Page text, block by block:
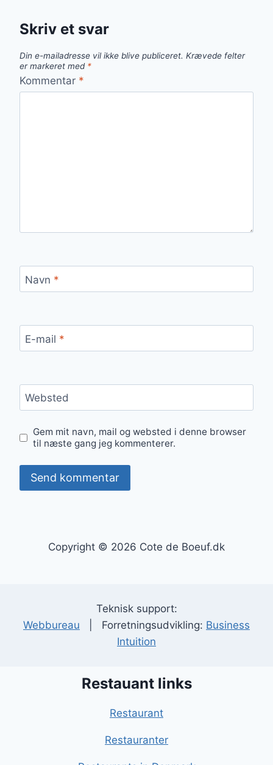
Skriv et svar
Din e-mailadresse vil ikke blive publiceret. Krævede felter
er markeret med *
Kommentar *
Navn *
E-mail *
Websted
Gem mit navn, mail og websted i denne browser
til næste gang jeg kommenterer.
Copyright © 2026 Cote de Boeuf.dk
Teknisk support:
Webbureau | Forretningsudvikling: Business
Intuition
Restauant links
Restaurant
Restauranter